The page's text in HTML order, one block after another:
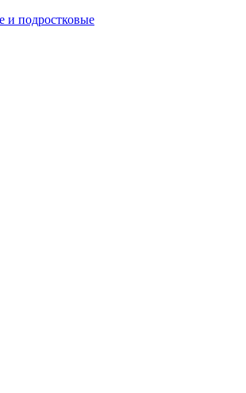
и подростковые